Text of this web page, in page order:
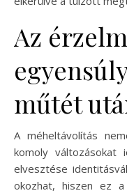
Az
műtét
A méheltávolítás
komoly
elvesztése
okozhat, hiszen ez